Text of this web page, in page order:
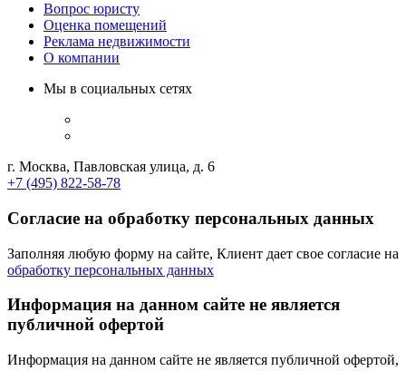
Вопрос юристу
Оценка помещений
Реклама недвижимости
О компании
Мы в социальных сетях
г. Москва, Павловская улица, д. 6
+7 (495) 822-58-78
Согласие на обработку персональных данных
Заполняя любую форму на сайте, Клиент дает свое согласие на
обработку персональных данных
Информация на данном сайте не является
публичной офертой
Информация на данном сайте не является публичной офертой,